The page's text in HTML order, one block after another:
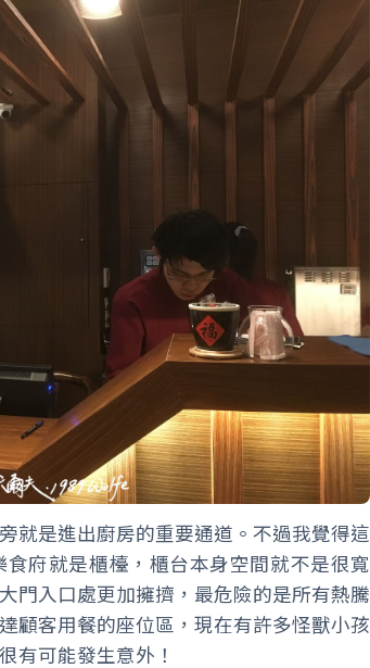
就是進出廚房的重要通道。不過我覺得這
府就是櫃檯，櫃台本身空間就不是很寬
門入口處更加擁擠，最危險的是所有熱騰
顧客用餐的座位區，現在有許多怪獸小孩
有可能發生意外！